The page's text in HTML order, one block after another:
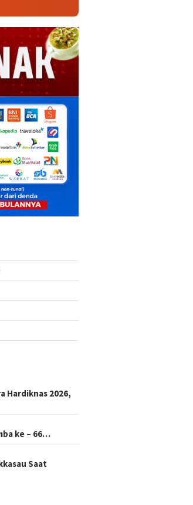
Hardiknas 2026,
ke – 66…
Saat